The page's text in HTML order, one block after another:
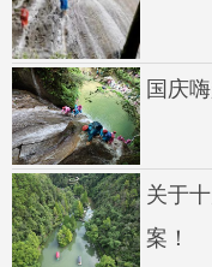
国庆
关于
案！